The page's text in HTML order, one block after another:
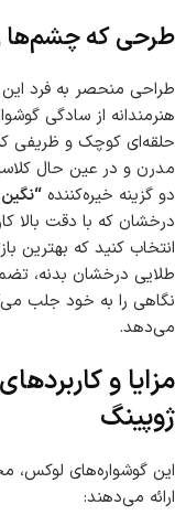
طرحی که چشم‌ها
طراحی منحصر به فرد این
هنرمندانه از سادگی
حلقه‌ای کوچک و ظریفی
مدرن و در عین حال
دو گزینه خیره‌کننده
درخشان که با دقت بالا
انتخاب کنید که
طلایی درخشان بدنه،
نگاهی را به خود جلب
می‌دهد.
مزایا و
ژوپینگ
این گوشواره‌های لوکس،
ارائه می‌دهند: